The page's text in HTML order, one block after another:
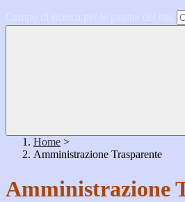
Home >
Amministrazione Trasparente
Amministrazione